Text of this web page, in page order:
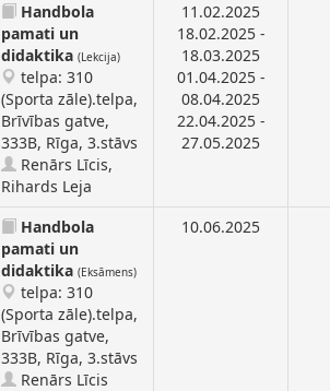
Handbola
pamati un
didaktika (Lekcija)
telpa: 310
(Sporta zāle).telpa,
Brīvības gatve,
333B, Rīga, 3.stāvs
Renārs Līcis,
Rihards Leja
11.02.2025
18.02.2025 -
18.03.2025
01.04.2025 -
08.04.2025
22.04.2025 -
27.05.2025
Handbola
pamati un
didaktika (Eksāmens)
telpa: 310
(Sporta zāle).telpa,
Brīvības gatve,
333B, Rīga, 3.stāvs
Renārs Līcis
10.06.2025